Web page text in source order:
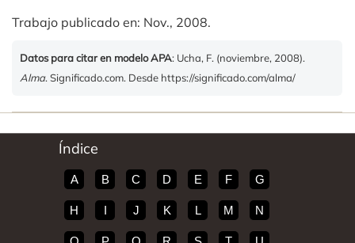
Trabajo publicado en: Nov., 2008.
Datos para citar en modelo APA: Ucha, F. (noviembre, 2008).
Alma. Significado.com. Desde https://significado.com/alma/
Índice
A B C D E F G
H I J K L M N